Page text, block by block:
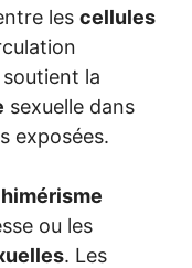
les cellules
soutient la
sexuelle dans
exposées.
ou les
. Les